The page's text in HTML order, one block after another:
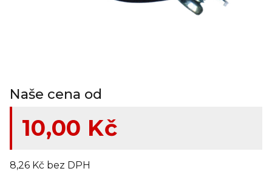
Naše cena od
10,00 Kč
8,26 Kč bez DPH